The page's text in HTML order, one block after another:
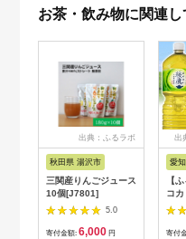
お茶・飲み物に関連
出典：ふるラボ
秋田県 湯沢市
三関産りんごジュース
10個[J7801]
5.0
寄付金額: 6,000 円
出
愛
【
コカ
茶
【
寄付